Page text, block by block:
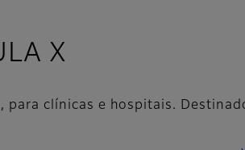
X
para clínicas e hospitais.